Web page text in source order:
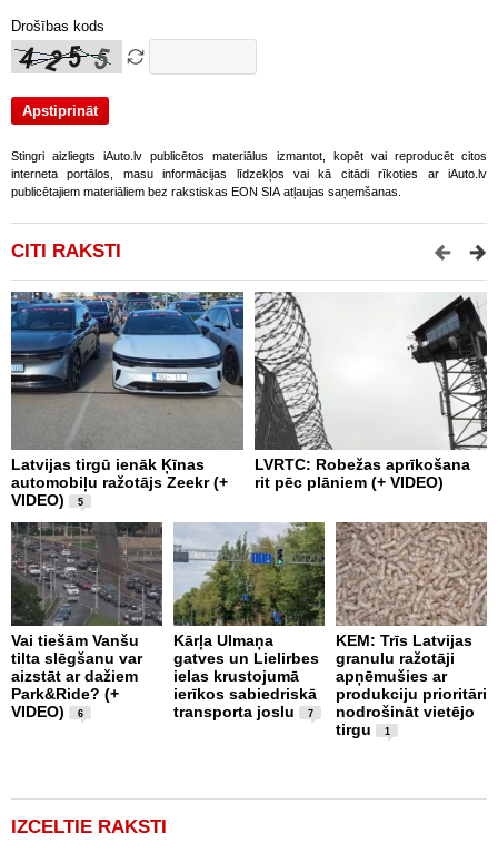
Drošības kods
Stingri aizliegts iAuto.lv publicētos materiālus izmantot, kopēt vai reproducēt citos
interneta portālos, masu informācijas līdzekļos vai kā citādi rīkoties ar iAuto.lv
publicētajiem materiāliem bez rakstiskas EON SIA atļaujas saņemšanas.
CITI RAKSTI
Latvijas tirgū ienāk Ķīnas
automobiļu ražotājs Zeekr (+
VIDEO)
5
LVRTC: Robežas aprīkošana
rit pēc plāniem (+ VIDEO)
Vai tiešām Vanšu
tilta slēgšanu var
aizstāt ar dažiem
Park&Ride? (+
VIDEO)
6
Kārļa Ulmaņa
gatves un Lielirbes
ielas krustojumā
ierīkos sabiedriskā
transporta joslu
7
KEM: Trīs Latvijas
granulu ražotāji
apņēmušies ar
produkciju prioritāri
nodrošināt vietējo
tirgu
1
IZCELTIE RAKSTI